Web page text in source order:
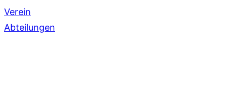
Verein
Abteilungen